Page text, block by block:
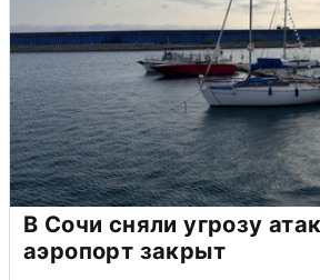
В Сочи сняли угрозу
аэропорт закрыт